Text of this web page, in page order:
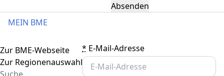
Absenden
MEIN BME
* E-Mail-Adresse
Toggle navigation
Zur BME-Webseite
Zur Regionenauswahl